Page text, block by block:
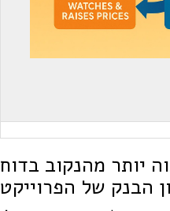
יותר מהנקוב בדוח